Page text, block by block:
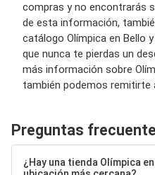
compras y no encontrarás
de esta información,
catálogo Olímpica en Bello
que nunca te pierdas un
más información sobre
también podemos remitirte
Preguntas
¿Hay una tienda Olímpica en